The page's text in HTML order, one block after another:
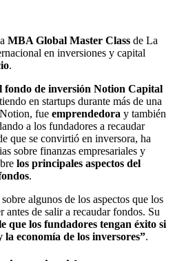
MBA Global Master Class de La
en inversiones y capital
.
fondo de inversión Notion Capital
en startups durante más de una
fue emprendedora y también
a los fundadores a recaudar
que se convirtió en inversora, ha
sobre finanzas empresariales y
los principales aspectos del
.
algunos de los aspectos que los
antes de salir a recaudar fondos. Su
que los fundadores tengan éxito si
economía de los inversores”.